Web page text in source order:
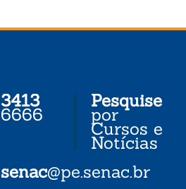
3413
6666
senac@pe.senac.br
Pesquise
por
Cursos e
Notícias